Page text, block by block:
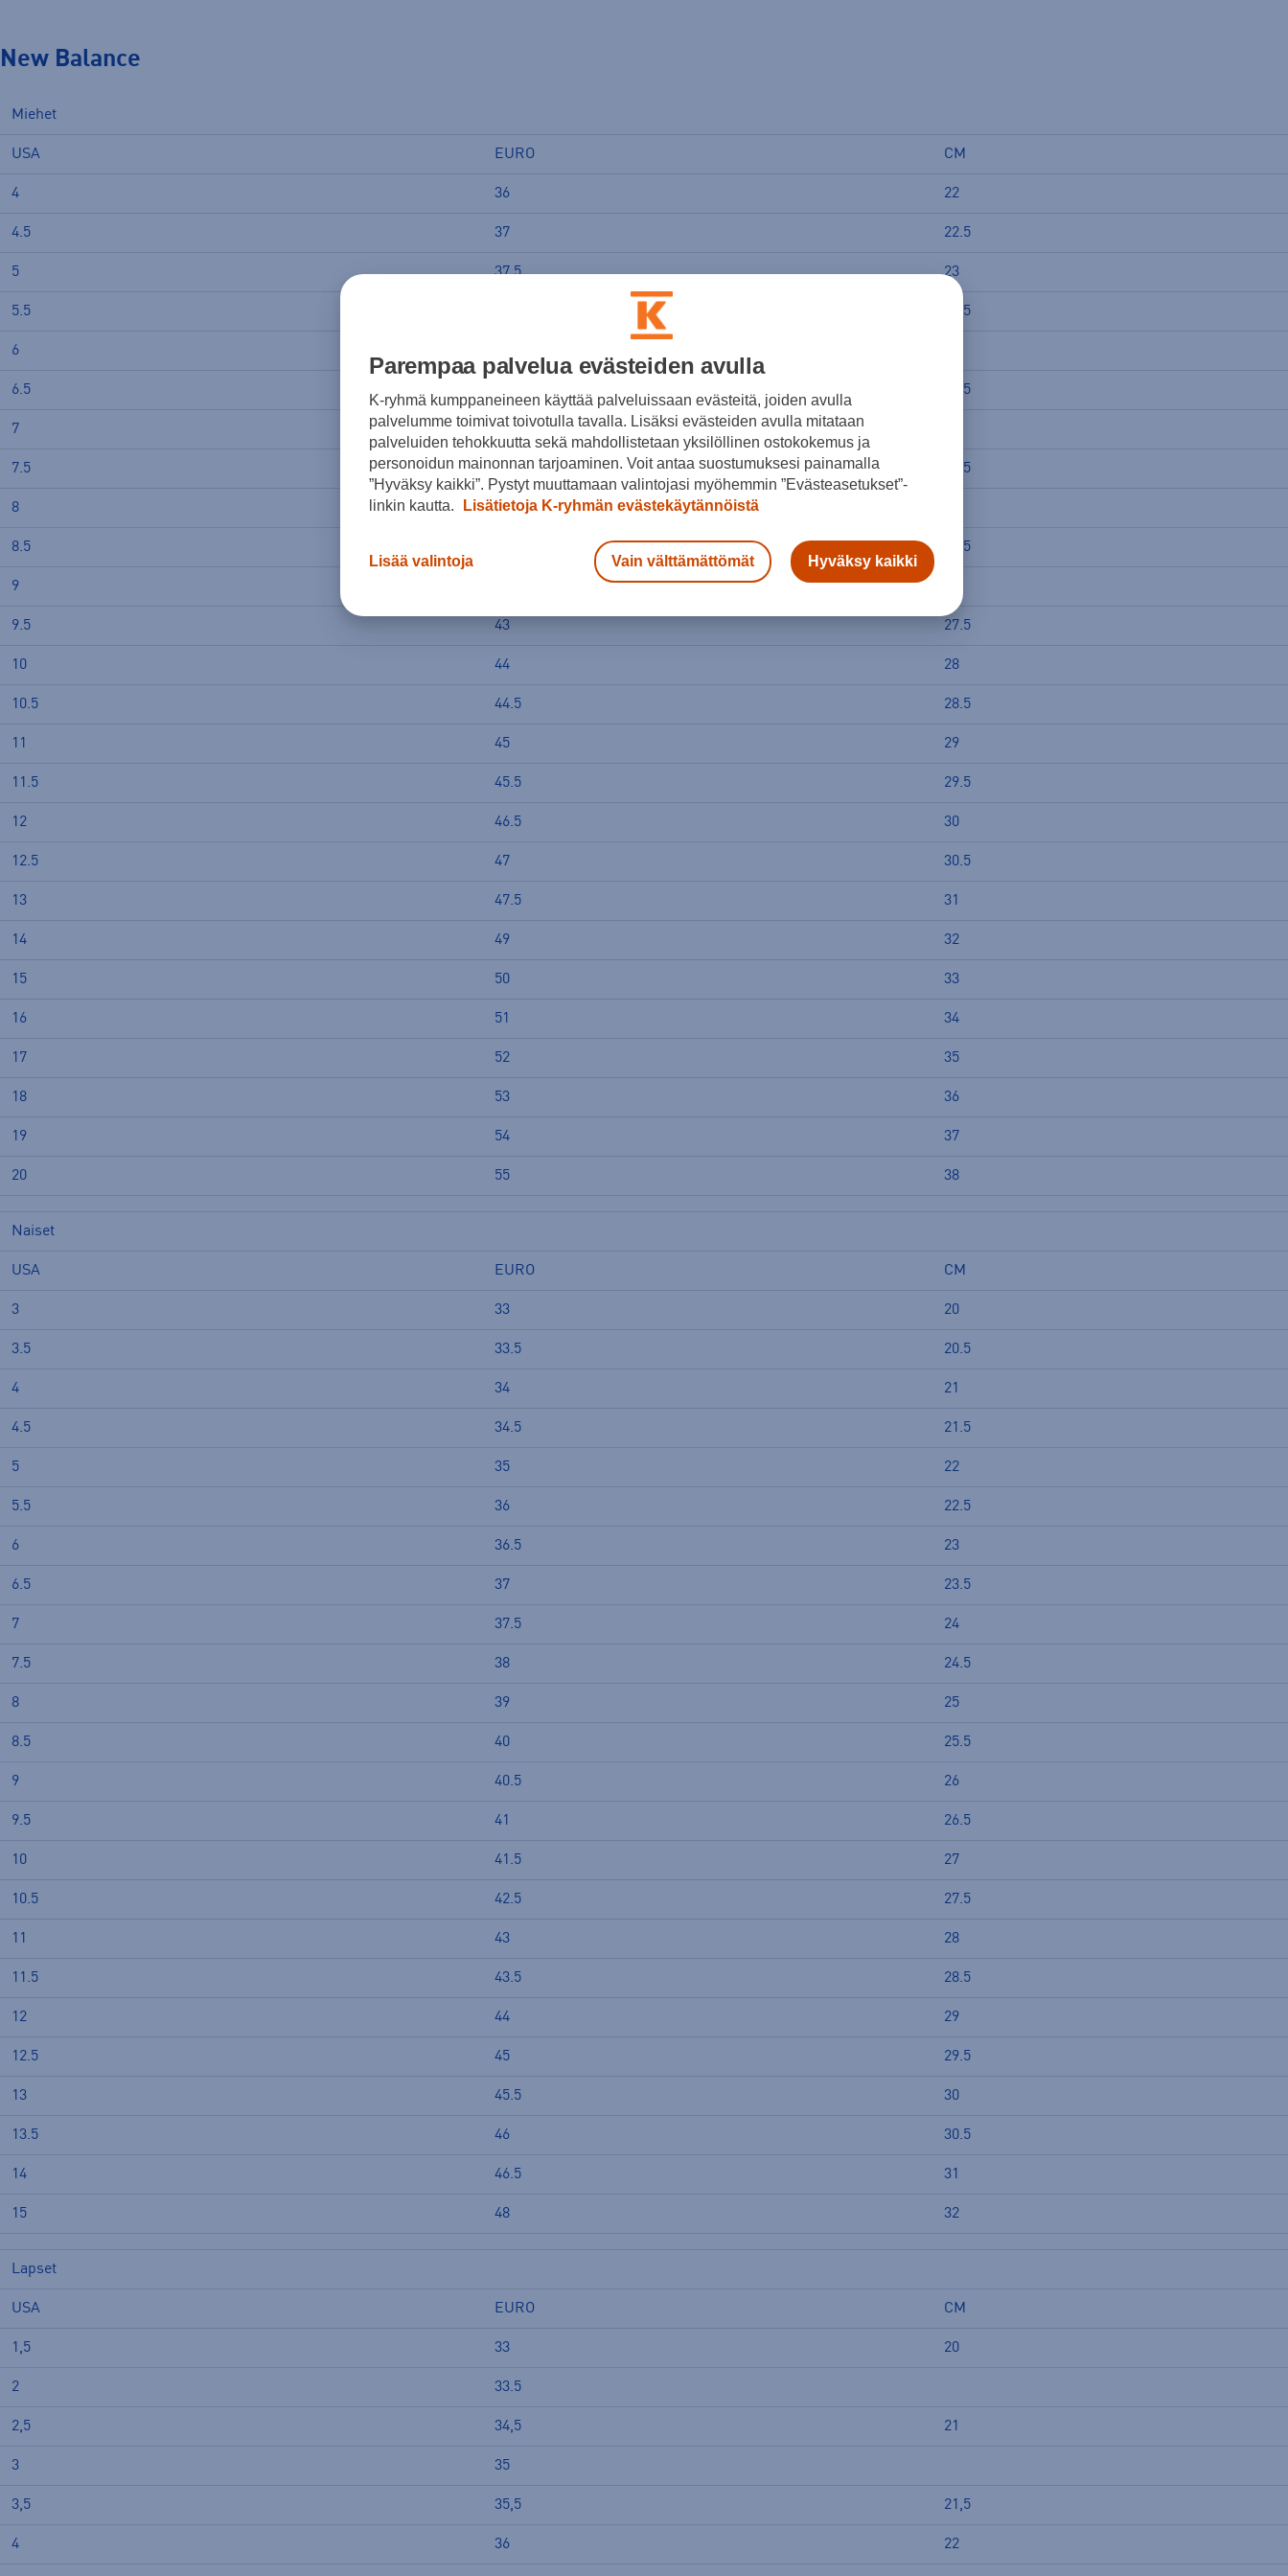
New Balance
Miehet
USA EURO CM
4 36 22
4.5 37 22.5
5 37.5 23
5.5 23.5
6
6.5 24.5
7 40
7.5 40.5 25.5
8 41.5
8.5 26.5
9
9.5 43 27.5
10 44 28
10.5 44.5 28.5
11 45 29
11.5 45.5 29.5
12 46.5 30
12.5 47 30.5
13 47.5 31
14 49 32
15 50 33
16 51 34
17 52 35
18 53 36
19 54 37
20 55 38
Naiset
USA EURO CM
3 33 20
3.5 33.5 20.5
4 34 21
4.5 34.5 21.5
5 35 22
5.5 36 22.5
6 36.5 23
6.5 37 23.5
7 37.5 24
7.5 38 24.5
8 39 25
8.5 40 25.5
9 40.5 26
9.5 41 26.5
10 41.5 27
10.5 42.5 27.5
11 43 28
11.5 43.5 28.5
12 44 29
12.5 45 29.5
13 45.5 30
13.5 46 30.5
14 46.5 31
15 48 32
Lapset
USA EURO CM
1,5 33 20
2 33.5
2,5 34,5 21
3 35
3,5 35,5 21,5
4 36 22
Parempaa palvelua evästeiden avulla
K-ryhmä kumppaneineen käyttää palveluissaan evästeitä, joiden avulla
palvelumme toimivat toivotulla tavalla. Lisäksi evästeiden avulla mitataan
palveluiden tehokkuutta sekä mahdollistetaan yksilöllinen ostokokemus ja
personoidun mainonnan tarjoaminen. Voit antaa suostumuksesi painamalla
”Hyväksy kaikki”. Pystyt muuttamaan valintojasi myöhemmin ”Evästeasetukset”-
linkin kautta.
Lisätietoja K-ryhmän evästekäytännöistä
Lisää valintoja Vain välttämättömät Hyväksy kaikki